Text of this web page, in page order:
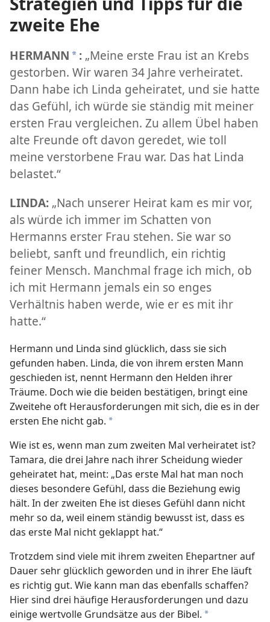
zweite Ehe
HERMANN * : „Meine erste Frau ist an Krebs
gestorben. Wir waren 34 Jahre verheiratet.
Dann habe ich Linda geheiratet, und sie hatte
das Gefühl, ich würde sie ständig mit meiner
ersten Frau vergleichen. Zu allem Übel haben
alte Freunde oft davon geredet, wie toll
meine verstorbene Frau war. Das hat Linda
belastet.“
LINDA: „Nach unserer Heirat kam es mir vor,
als würde ich immer im Schatten von
Hermanns erster Frau stehen. Sie war so
beliebt, sanft und freundlich, ein richtig
feiner Mensch. Manchmal frage ich mich, ob
ich mit Hermann jemals ein so enges
Verhältnis haben werde, wie er es mit ihr
hatte.“
Hermann und Linda sind glücklich, dass sie sich
gefunden haben. Linda, die von ihrem ersten Mann
geschieden ist, nennt Hermann den Helden ihrer
Träume. Doch wie die beiden bestätigen, bringt eine
Zweitehe oft Herausforderungen mit sich, die es in der
ersten Ehe nicht gab. *
Wie ist es, wenn man zum zweiten Mal verheiratet ist?
Tamara, die drei Jahre nach ihrer Scheidung wieder
geheiratet hat, meint: „Das erste Mal hat man noch
dieses besondere Gefühl, dass die Beziehung ewig
hält. In der zweiten Ehe ist dieses Gefühl dann nicht
mehr so da, weil einem ständig bewusst ist, dass es
das erste Mal nicht geklappt hat.“
Trotzdem sind viele mit ihrem zweiten Ehepartner auf
Dauer sehr glücklich geworden und in ihrer Ehe läuft
es richtig gut. Wie kann man das ebenfalls schaffen?
Hier sind drei häufige Herausforderungen und dazu
einige wertvolle Grundsätze aus der Bibel. *